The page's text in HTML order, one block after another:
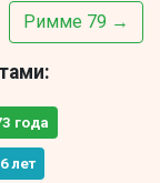
Римме 79 →
года
лет